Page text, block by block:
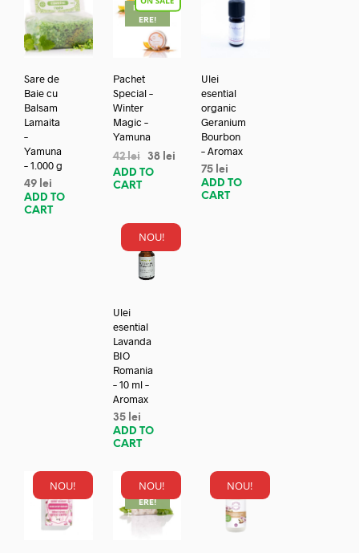
Sare de
Baie cu
Balsam
Lamaita
–
Yamuna
– 1.000 g
49 lei
ADD TO
CART
REDUC
ERE!
Pachet
Special –
Winter
Magic –
Yamuna
42lei 38 lei
ADD TO
CART
Ulei
esential
organic
Geranium
Bourbon
– Aromax
75 lei
ADD TO
CART
NOU!
Ulei
esential
Lavanda
BIO
Romania
– 10 ml –
Aromax
35 lei
ADD TO
CART
NOU! NOU!
REDUC
ERE!
NOU!